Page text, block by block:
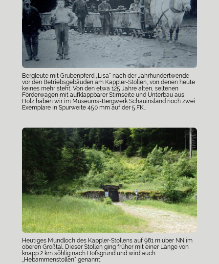
Bergleute mit Grubenpferd „Lisa“ nach der Jahrhundertwende
vor den Betriebsgebäuden am Kappler-Stollen, von denen heute
keines mehr steht. Von den etwa 125 Jahre alten, seltenen
Förderwagen mit aufklappbarer Stirnseite und Unterbau aus
Holz haben wir im Museums-Bergwerk Schauinsland noch zwei
Exemplare in Spurweite 450 mm auf der 5.FK..
Heutiges Mundloch des Kappler-Stollens auf 981 m über NN im
oberen Großtal. Dieser Stollen ging früher mit einer Länge von
knapp 2 km söhlig nach Hofsgrund und wird auch
„Hebammenstollen“ genannt.